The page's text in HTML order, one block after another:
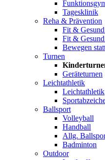
Tagesklinik
Reha & Prävention
Fit &
Fit &
Bewegen
Turnen
Geräteturnen
Leichtathletik
Leichtathletik
Ballsport
Volleyball
Handball
Allg.
Badminton
Outdoor